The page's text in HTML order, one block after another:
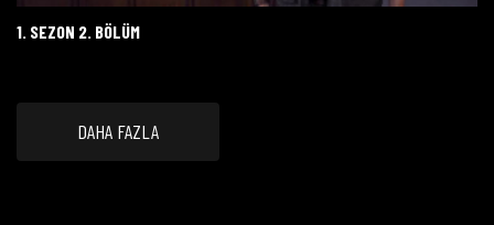
1. SEZON 2. BÖLÜM
DAHA FAZLA